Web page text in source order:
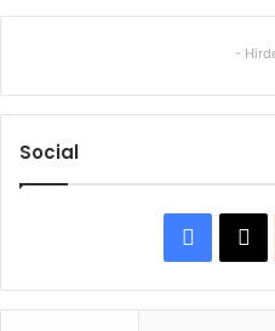
-
Social
X